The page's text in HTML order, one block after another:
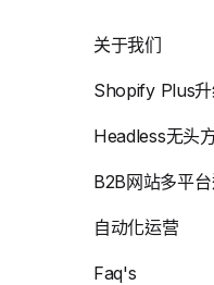
关于我们
Shopify Plus升
Headless无头
B2B网站多平
自动化运营
Faq's